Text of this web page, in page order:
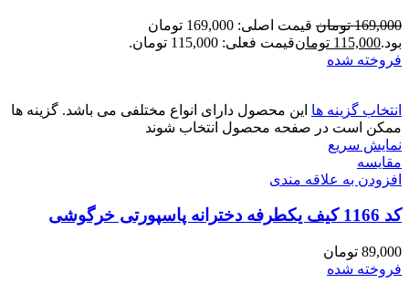
169,000 تومان
قیمت اصلی: 169,000 تومان
بود.115,000 تومانقیمت فعلی: 115,000 تومان.
فروخته شده
انتخاب گزینه ها این محصول دارای انواع مختلفی می باشد. گزینه ها
ممکن است در صفحه محصول انتخاب شوند
نمایش سریع
مقايسه
افزودن به علاقه مندی
کد 1166 کیف یکطرفه دخترانه پاسپورتی خرگوشی
89,000 تومان
فروخته شده